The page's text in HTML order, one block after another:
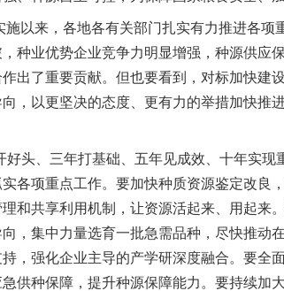
来，各地各有关部门扎实有力推进各项
种业优势企业竞争力明显增强，种源供应
出了重要贡献。但也要看到，对标加快建
，以更坚决的态度、更有力的举措加快推
、三年打基础、五年见成效、十年实现
各项重点工作。要加快种质资源鉴定改良
和共享利用机制，让资源活起来、用起来
，集中力量选育一批急需品种，尽快推动
，强化企业主导的产学研深度融合。要全
供种保障，提升种源保障能力。要持续加